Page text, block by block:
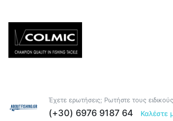
Έχετε ερωτήσεις; Ρωτήστε τους
(+30) 6976 9187 64 Καλέστε